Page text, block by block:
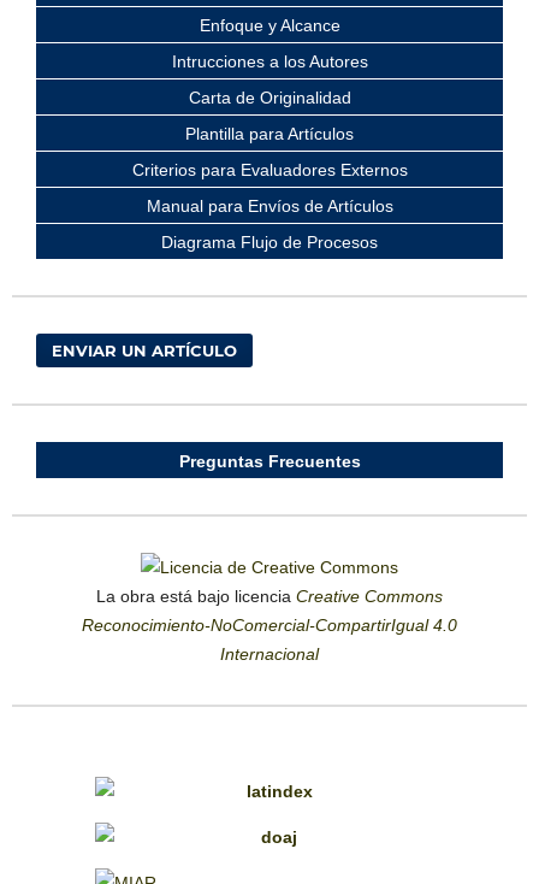
Enfoque y Alcance
Intrucciones a los Autores
Carta de Originalidad
Plantilla para Artículos
Criterios para Evaluadores Externos
Manual para Envíos de Artículos
Diagrama Flujo de Procesos
ENVIAR UN ARTÍCULO
Preguntas Frecuentes
La obra está bajo licencia Creative Commons
Reconocimiento-NoComercial-CompartirIgual 4.0
Internacional